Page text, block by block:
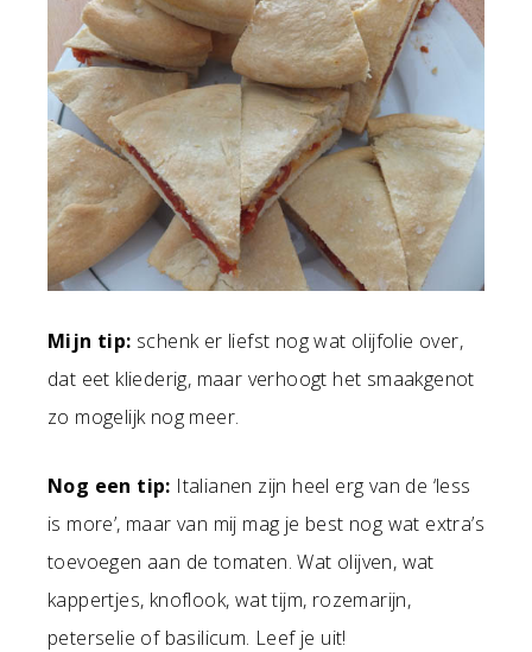
Mijn tip: schenk er liefst nog wat olijfolie over,
dat eet kliederig, maar verhoogt het smaakgenot
zo mogelijk nog meer.
Nog een tip: Italianen zijn heel erg van de ‘less
is more’, maar van mij mag je best nog wat extra’s
toevoegen aan de tomaten. Wat olijven, wat
kappertjes, knoflook, wat tijm, rozemarijn,
peterselie of basilicum. Leef je uit!